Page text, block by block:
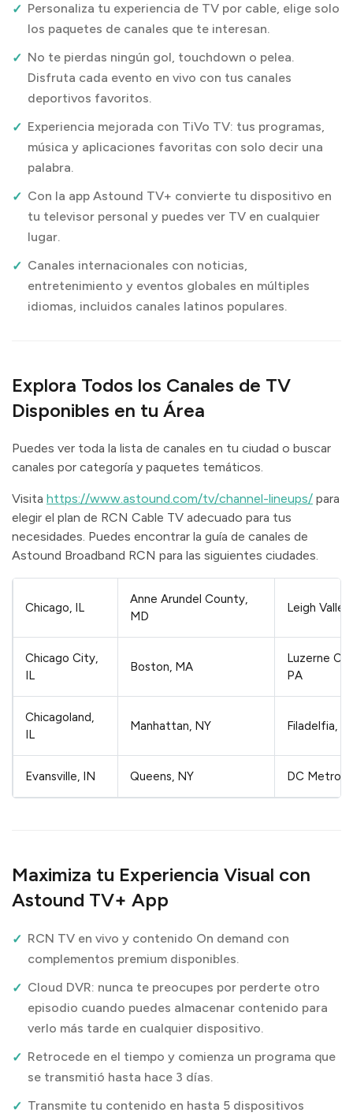
Personaliza tu experiencia de TV por cable, elige solo
los paquetes de canales que te interesan.
No te pierdas ningún gol, touchdown o pelea.
Disfruta cada evento en vivo con tus canales
deportivos favoritos.
Experiencia mejorada con TiVo TV: tus programas,
música y aplicaciones favoritas con solo decir una
palabra.
Con la app Astound TV+ convierte tu dispositivo en
tu televisor personal y puedes ver TV en cualquier
lugar.
Canales internacionales con noticias,
entretenimiento y eventos globales en múltiples
idiomas, incluidos canales latinos populares.
Explora Todos los Canales de TV
Disponibles en tu Área
Puedes ver toda la lista de canales en tu ciudad o buscar
canales por categoría y paquetes temáticos.
Visita https://www.astound.com/tv/channel-lineups/ para
elegir el plan de RCN Cable TV adecuado para tus
necesidades. Puedes encontrar la guía de canales de
Astound Broadband RCN para las siguientes ciudades.
Chicago, IL
Anne Arundel County,
MD
Leigh
Chicago City,
IL
Boston, MA
Luzerne
PA
Chicagoland,
IL
Manhattan, NY Filadelfia,
Evansville, IN Queens, NY DC Metro
Maximiza tu Experiencia Visual con
Astound TV+ App
RCN TV en vivo y contenido On demand con
complementos premium disponibles.
Cloud DVR: nunca te preocupes por perderte otro
episodio cuando puedes almacenar contenido para
verlo más tarde en cualquier dispositivo.
Retrocede en el tiempo y comienza un programa que
se transmitió hasta hace 3 días.
Transmite tu contenido en hasta 5 dispositivos